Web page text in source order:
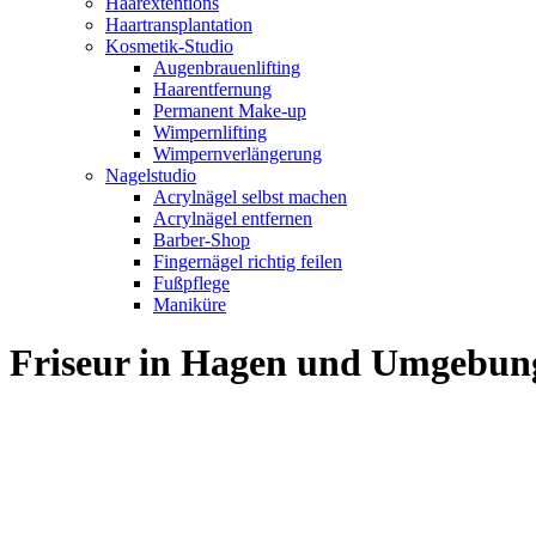
Haartransplantation
Kosmetik-Studio
Augenbrauenlifting
Haarentfernung
Permanent Make-up
Wimpernlifting
Wimpernverlängerung
Nagelstudio
Acrylnägel selbst machen
Acrylnägel entfernen
Barber-Shop
Fingernägel richtig feilen
Fußpflege
Maniküre
Friseur in Hagen und